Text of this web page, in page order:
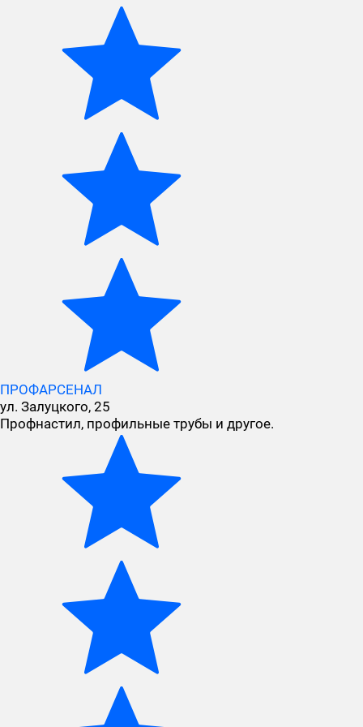
ПРОФАРСЕНАЛ
ул. Залуцкого, 25
Профнастил, профильные трубы и другое.